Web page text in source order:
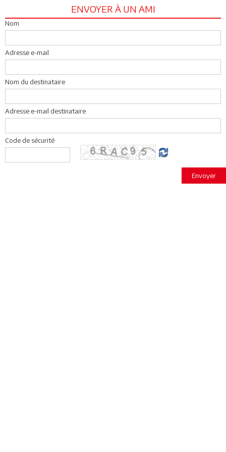
ENVOYER À UN AMI
Nom
Adresse e-mail
Nom du destinataire
Adresse e-mail destinataire
Code de sécurité
Envoyer